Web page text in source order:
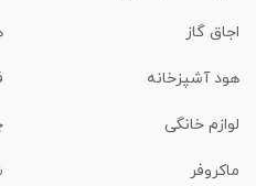
اجاق گاز
هود آشپزخانه
لوازم خانگی
ماكروفر